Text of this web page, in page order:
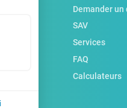
Demander un
SAV
Services
FAQ
Calculateurs